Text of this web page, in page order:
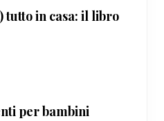
tutto in casa: il libro
per bambini